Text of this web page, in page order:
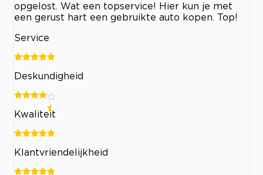
opgelost. Wat een topservice! Hier kun je met
een gerust hart een gebruikte auto kopen. Top!
Service
Deskundigheid
Kwaliteit
Klantvriendelijkheid